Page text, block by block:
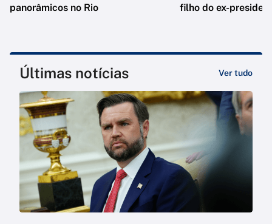
panorâmicos no Rio
filho do ex-
Últimas notícias Ver tudo